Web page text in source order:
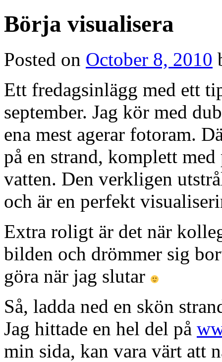
Börja visualisera
Posted on October 8, 2010
Ett fredagsinlägg med ett
september. Jag kör med
ena mest agerar fotoram.
på en strand, komplett
vatten. Den verkligen
och är en perfekt
Extra roligt är det när
bilden och drömmer sig
göra när jag slutar
Så, ladda ned en skön
Jag hittade en hel del på
min sida, kan vara värt att